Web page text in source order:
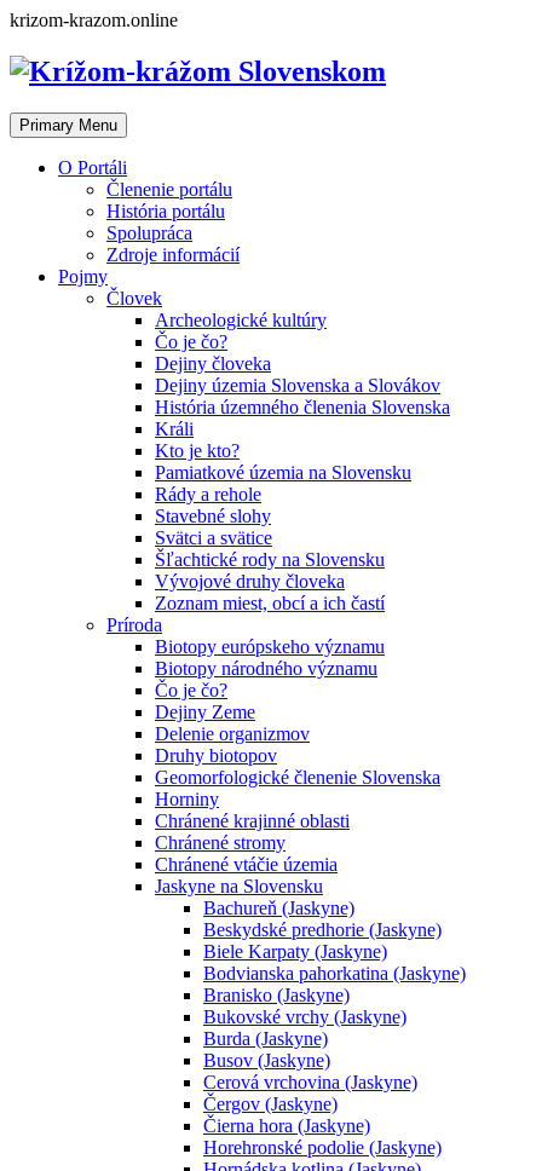
Skip
content
krizom-krazom.online
Primary Menu
O Portáli
Členenie portálu
História portálu
Spolupráca
Zdroje informácií
Pojmy
Človek
Archeologické kultúry
Čo je čo?
Dejiny človeka
Dejiny územia Slovenska a Slovákov
História územného členenia Slovenska
Králi
Kto je kto?
Pamiatkové územia na Slovensku
Rády a rehole
Stavebné slohy
Svätci a svätice
Šľachtické rody na Slovensku
Vývojové druhy človeka
Zoznam miest, obcí a ich častí
Príroda
Biotopy európskeho významu
Biotopy národného významu
Čo je čo?
Dejiny Zeme
Delenie organizmov
Druhy biotopov
Geomorfologické členenie Slovenska
Horniny
Chránené krajinné oblasti
Chránené stromy
Chránené vtáčie územia
Jaskyne na Slovensku
Bachureň (Jaskyne)
Beskydské predhorie (Jaskyne)
Biele Karpaty (Jaskyne)
Bodvianska pahorkatina (Jaskyne)
Branisko (Jaskyne)
Bukovské vrchy (Jaskyne)
Burda (Jaskyne)
Busov (Jaskyne)
Cerová vrchovina (Jaskyne)
Čergov (Jaskyne)
Čierna hora (Jaskyne)
Horehronské podolie (Jaskyne)